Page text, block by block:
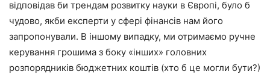
відповідав би трендам розвитку науки в Європі, було б
чудово, якби експерти у сфері фінансів нам його
запропонували. В іншому випадку, ми отримаємо ручне
керування грошима з боку «інших» головних
розпорядників бюджетних коштів (хто б це могли бути?)